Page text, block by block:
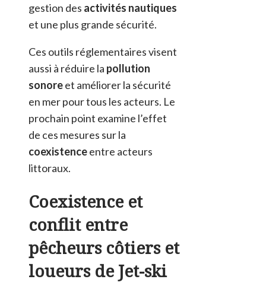
gestion des activités nautiques
et une plus grande sécurité.
Ces outils réglementaires visent
aussi à réduire la pollution
sonoreet améliorer la sécurité
en mer pour tous les acteurs. Le
prochain point examine l’effet
de ces mesures sur la
coexistenceentre acteurs
littoraux.
Coexistence et
conflit entre
pêcheurs côtiers et
loueurs de Jet-ski